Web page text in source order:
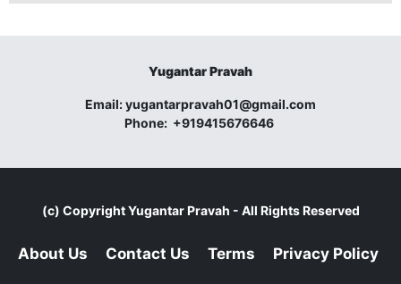
Yugantar Pravah
Email:yugantarpravah01@gmail.com
Phone: +919415676646
(c) CopyrightYugantar Pravah - All Rights Reserved
About Us Contact Us Terms Privacy Policy